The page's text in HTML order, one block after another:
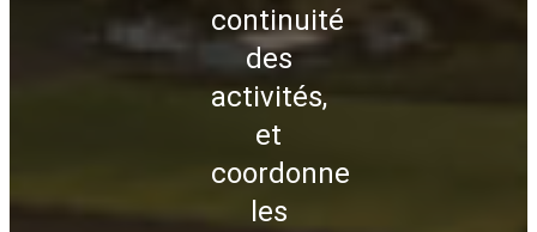
continuité
des
activités,
et
coordonne
les